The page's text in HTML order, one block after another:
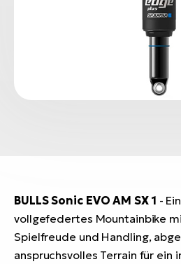
BULLS Sonic EVO AM SX 1 -
vollgefedertes Mountainbike
Spielfreude und Handling,
anspruchsvolles Terrain für ein